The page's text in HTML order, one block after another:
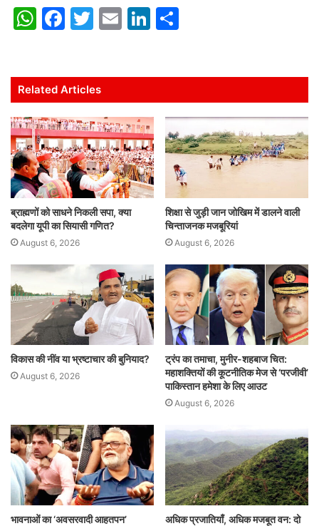
W
s
A
p
p
F
e
b
o
o
k
T
er
E
Li
dI
n
Related Articles
ब्राह्मणों को साधने निकली सपा, क्या
बदलेगा यूपी का सियासी गणित?
August 6, 2026
शिक्षा से जुड़ी जान जोखिम में डालने वाली
चिन्ताजनक मजबूरियां
August 6, 2026
विकास की नींव या भ्रष्टाचार की बुनियाद?
August 6, 2026
ट्रंप का तमाचा, मुनीर-शहबाज चित:
महाशक्तियों की कूटनीतिक मेज से ‘परजीवी’
पाकिस्तान हमेशा के लिए आउट
August 6, 2026
भावनाओं का ‘अवसरवादी आहतपन’
अधिक प्रजातियाँ, अधिक मजबूत वन: दो